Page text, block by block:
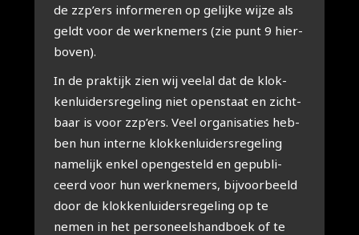
de zzp’ers infor­me­ren op gelij­ke wij­ze als
geldt voor de werk­ne­mers (zie punt 9 hier­
bo­ven).
In de prak­tijk zien wij veel­al dat de klok­
ken­lui­ders­re­ge­ling niet open­staat en zicht­
baar is voor zzp’ers. Veel orga­ni­sa­ties heb­
ben hun inter­ne klok­ken­lui­ders­re­ge­ling
name­lijk enkel open­ge­steld en gepu­bli­
ceerd voor hun werk­ne­mers, bij­voor­beeld
door de klok­ken­lui­ders­re­ge­ling op te
nemen in het per­so­neels­hand­boek of te